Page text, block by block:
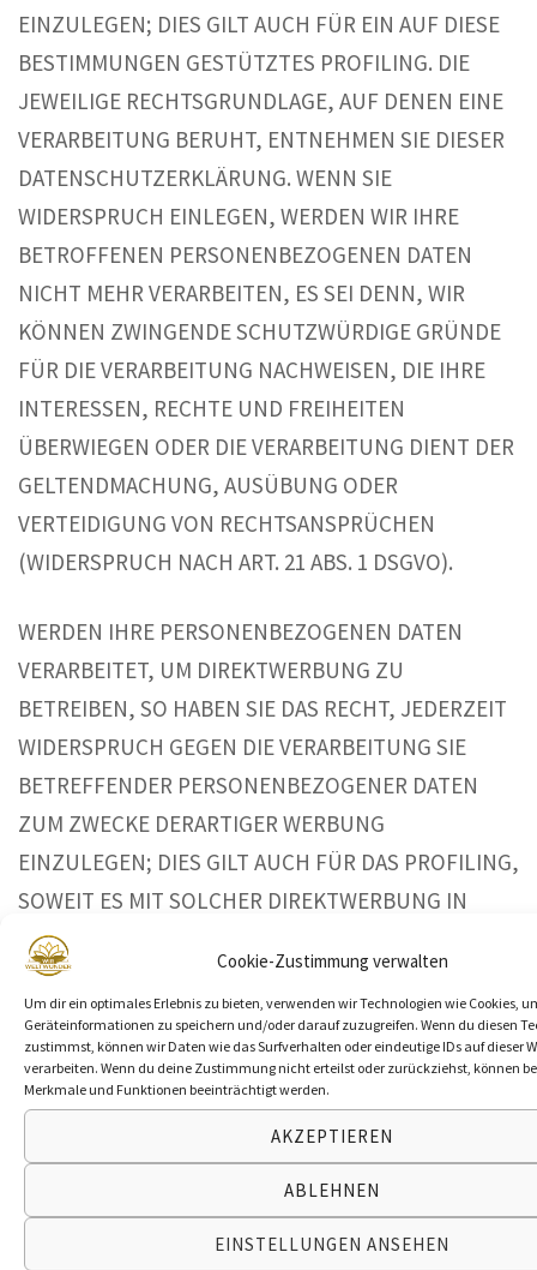
Cookie-Zustimmung verwalten
Um dir ein optimales Erlebnis zu bieten, verwenden wir Technologien wie Cookies,
Geräteinformationen zu speichern und/oder darauf zuzugreifen. Wenn du diesen
zustimmst, können wir Daten wie das Surfverhalten oder eindeutige IDs auf dieser
verarbeiten. Wenn du deine Zustimmung nicht erteilst oder zurückziehst, können
Merkmale und Funktionen beeinträchtigt werden.
AKZEPTIEREN
ABLEHNEN
EINSTELLUNGEN ANSEHEN
EINZULEGEN; DIES GILT AUCH FÜR EIN AUF DIESE
BESTIMMUNGEN GESTÜTZTES PROFILING. DIE
JEWEILIGE RECHTSGRUNDLAGE, AUF DENEN EINE
VERARBEITUNG BERUHT, ENTNEHMEN SIE DIESER
DATENSCHUTZERKLÄRUNG. WENN SIE
WIDERSPRUCH EINLEGEN, WERDEN WIR IHRE
BETROFFENEN PERSONENBEZOGENEN DATEN
NICHT MEHR VERARBEITEN, ES SEI DENN, WIR
KÖNNEN ZWINGENDE SCHUTZWÜRDIGE GRÜNDE
FÜR DIE VERARBEITUNG NACHWEISEN, DIE IHRE
INTERESSEN, RECHTE UND FREIHEITEN
ÜBERWIEGEN ODER DIE VERARBEITUNG DIENT DER
GELTENDMACHUNG, AUSÜBUNG ODER
VERTEIDIGUNG VON RECHTSANSPRÜCHEN
(WIDERSPRUCH NACH ART. 21 ABS. 1 DSGVO).
WERDEN IHRE PERSONENBEZOGENEN DATEN
VERARBEITET, UM DIREKTWERBUNG ZU
BETREIBEN, SO HABEN SIE DAS RECHT, JEDERZEIT
WIDERSPRUCH GEGEN DIE VERARBEITUNG SIE
BETREFFENDER PERSONENBEZOGENER DATEN
ZUM ZWECKE DERARTIGER WERBUNG
EINZULEGEN; DIES GILT AUCH FÜR DAS PROFILING,
SOWEIT ES MIT SOLCHER DIREKTWERBUNG IN
VERBINDUNG STEHT. WENN SIE WIDERSPRECHEN,
WERDEN IHRE PERSONENBEZOGENEN DATEN
ANSCHLIESSEND NICHT MEHR ZUM ZWECKE DER
DIREKTWERBUNG VERWENDET (WIDERSPRUCH
NACH ART. 21 ABS. 2 DSGVO).
Beschwerde­recht bei der zuständigen
Aufsichts­behörde